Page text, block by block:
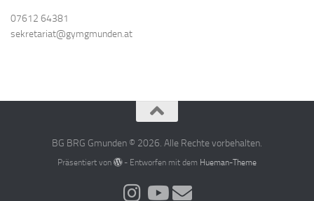
07612 64381
sekretariat@gymgmunden.at
BG BRG Gmunden © 2026. Alle Rechte vorbehalten.
Präsentiert von - Entworfen mit dem Hueman-Theme